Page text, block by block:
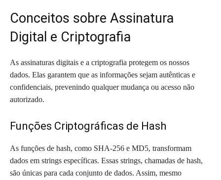
Conceitos sobre Assinatura
Digital e Criptografia
As assinaturas digitais e a criptografia protegem os nossos
dados. Elas garantem que as informações sejam autênticas e
confidenciais, prevenindo qualquer mudança ou acesso não
autorizado.
Funções Criptográficas de Hash
As funções de hash, como SHA-256 e MD5, transformam
dados em strings específicas. Essas strings, chamadas de hash,
são únicas para cada conjunto de dados. Assim, mesmo